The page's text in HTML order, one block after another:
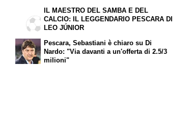
IL MAESTRO DEL SAMBA E DEL
CALCIO: IL LEGGENDARIO PESCARA DI
LEO JÚNIOR
Pescara, Sebastiani è chiaro su Di
Nardo: "Via davanti a un'offerta di 2.5/3
milioni"